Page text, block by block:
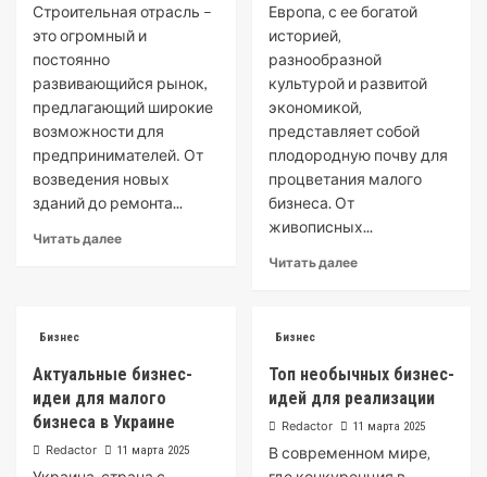
Строительная отрасль –
это огромный и
постоянно
развивающийся рынок,
предлагающий широкие
возможности для
предпринимателей․ От
возведения новых
зданий до ремонта...
Читать далее
Европа‚ с ее богатой
историей‚
разнообразной
культурой и развитой
экономикой‚
представляет собой
плодородную почву для
процветания малого
бизнеса. От
живописных...
Читать далее
Бизнес
Актуальные бизнес-
идеи для малого
бизнеса в Украине
Redactor 11 марта 2025
Бизнес
Топ необычных бизнес-
идей для реализации
Redactor 11 марта 2025
В современном мире‚